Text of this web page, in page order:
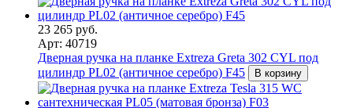
23 265 руб.
Арт: 40719
Дверная ручка на планке Extreza Greta 302 CYL под
цилиндр PL02 (античное серебро) F45
В корзину